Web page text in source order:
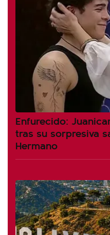
Enfurecido:
tras su sorpresiva
Hermano